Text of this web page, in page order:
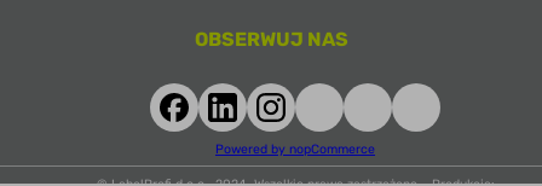
OBSERWUJ NAS
Powered by nopCommerce